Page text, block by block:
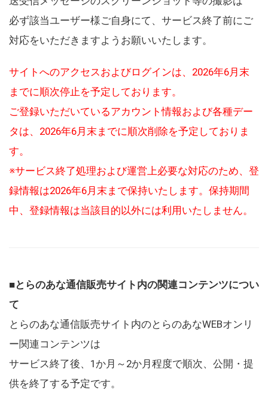
必ず該当ユーザー様ご自身にて、サービス終了前にご
対応をいただきますようお願いいたします。
サイトへのアクセスおよびログインは、2026年6月末
までに順次停止を予定しております。
ご登録いただいているアカウント情報および各種デー
タは、2026年6月末までに順次削除を予定しておりま
す。
※サービス終了処理および運営上必要な対応のため、登
録情報は2026年6月末まで保持いたします。保持期間
中、登録情報は当該目的以外には利用いたしません。
■とらのあな通信販売サイト内の関連コンテンツについ
て
とらのあな通信販売サイト内のとらのあなWEBオンリ
ー関連コンテンツは
サービス終了後、1か月～2か月程度で順次、公開・提
供を終了する予定です。